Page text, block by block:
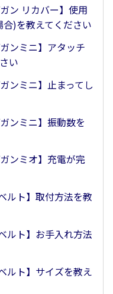
ン リカバー】使用
)を教えてください
ンミニ】アタッチ
い
ンミニ】止まってし
ンミニ】振動数を
ンミオ】充電が完
ルト】取付方法を教
ルト】お手入れ方法
ルト】サイズを教え